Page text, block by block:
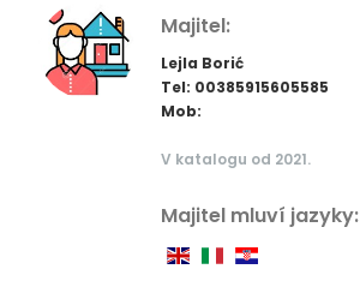
Majitel:
Lejla Borić
Tel: 00385915605585
Mob:
V katalogu od 2021.
Majitel mluví jazyky: